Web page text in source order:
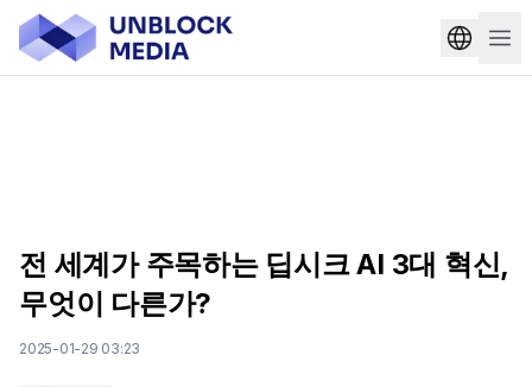
전 세계가 주목하는 딥시크 AI 3대 혁신,
무엇이 다른가?
2025-01-29 03:23